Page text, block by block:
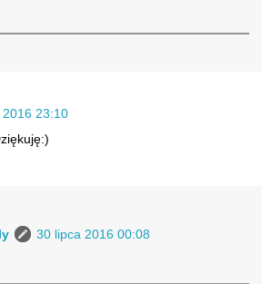
2016 23:10
30 lipca 2016 00:08